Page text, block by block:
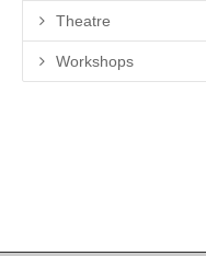
Theatre
Workshops